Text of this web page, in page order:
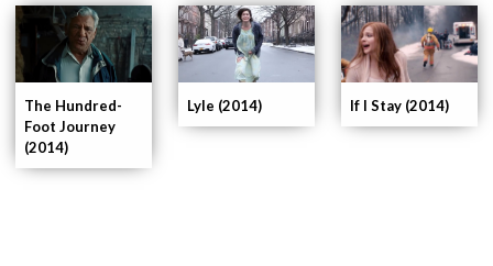
If I Stay (2014)
Lyle (2014)
The Hundred-
Foot Journey
(2014)